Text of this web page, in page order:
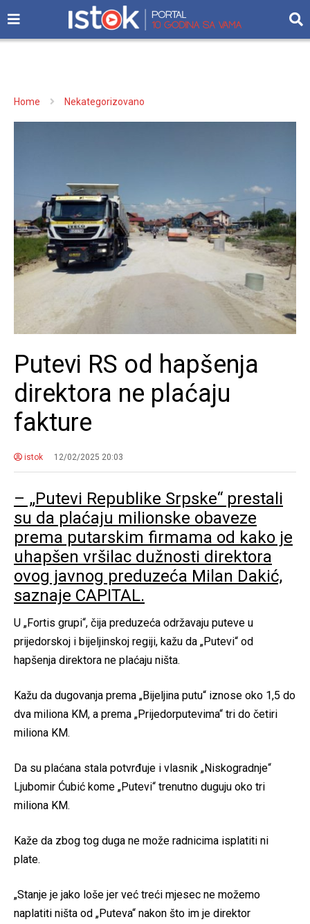
Home Nekategorizovano
Putevi RS od hapšenja
direktora ne plaćaju
fakture
istok 12/02/2025 20:03
– „Putevi Republike Srpske“ prestali
su da plaćaju milionske obaveze
prema putarskim firmama od kako je
uhapšen vršilac dužnosti direktora
ovog javnog preduzeća Milan Dakić,
saznaje CAPITAL.
U „Fortis grupi“, čija preduzeća održavaju puteve u
prijedorskoj i bijeljinskoj regiji, kažu da „Putevi“ od
hapšenja direktora ne plaćaju ništa.
Kažu da dugovanja prema „Bijeljina putu“ iznose oko 1,5 do
dva miliona KM, a prema „Prijedorputevima“ tri do četiri
miliona KM.
Da su plaćana stala potvrđuje i vlasnik „Niskogradnje“
Ljubomir Ćubić kome „Putevi“ trenutno duguju oko tri
miliona KM.
Kaže da zbog tog duga ne može radnicima isplatiti ni
plate.
„Stanje je jako loše jer već treći mjesec ne možemo
naplatiti ništa od „Puteva“ nakon što im je direktor